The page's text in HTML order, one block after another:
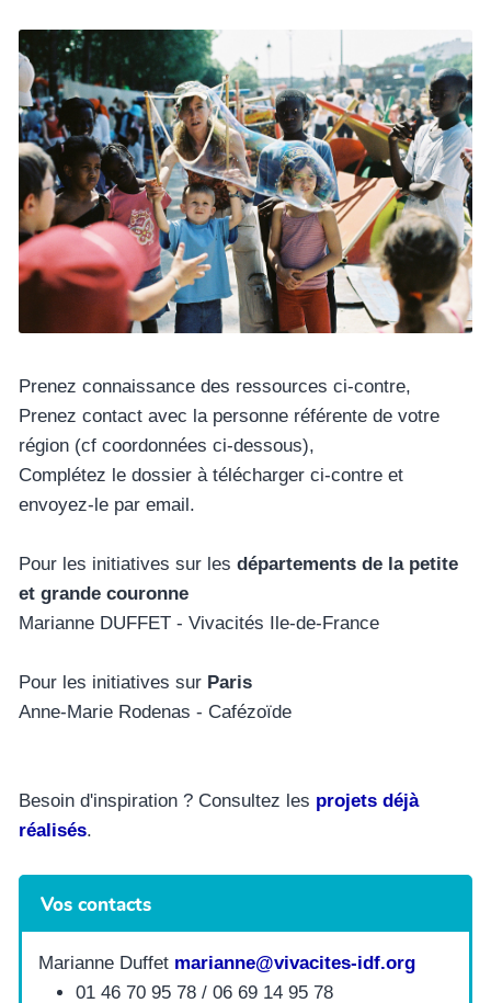
Prenez connaissance des ressources ci-contre,
Prenez contact avec la personne référente de votre
région (cf coordonnées ci-dessous),
Complétez le dossier à télécharger ci-contre et
envoyez-le par email.
Pour les initiatives sur les départements de la petite
et grande couronne
Marianne DUFFET - Vivacités Ile-de-France
Pour les initiatives sur Paris
Anne-Marie Rodenas - Cafézoïde
Besoin d'inspiration ? Consultez les projets déjà
réalisés.
Vos contacts
Marianne Duffet marianne@vivacites-idf.org
01 46 70 95 78 / 06 69 14 95 78